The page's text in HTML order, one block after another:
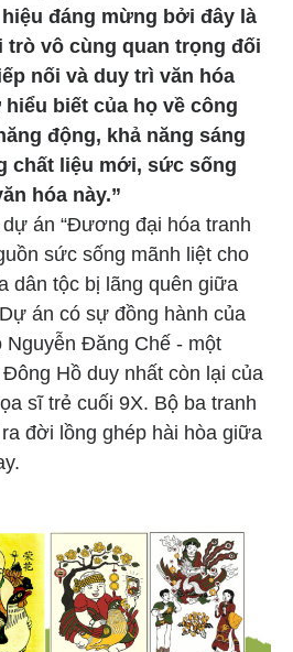
đáng mừng bởi đây là
trò vô cùng quan trọng đối
nối và duy trì văn hóa
biết của họ về công
động, khả năng sáng
chất liệu mới, sức sống
hóa này.”
án “Đương đại hóa tranh
sức sống mãnh liệt cho
dân tộc bị lãng quên giữa
án có sự đồng hành của
Nguyễn Đăng Chế - một
Hồ duy nhất còn lại của
sĩ trẻ cuối 9X. Bộ ba tranh
đời lồng ghép hài hòa giữa